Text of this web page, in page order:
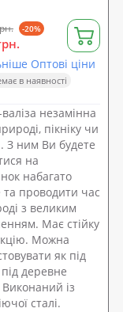
-20%
Оптові ціни
в наявності
незамінна
пікніку чи
З ним Ви будете
на
набагато
та проводити час
з великим
Має стійку
Можна
як під
деревне
Виконаний із
сталі.